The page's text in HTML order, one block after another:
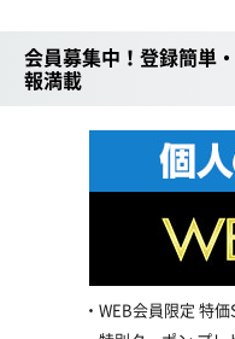
会員募集中！登録簡単
報満載
WEB会員限定 特価